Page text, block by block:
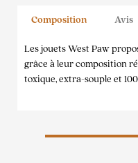
Composition Avis
Les jouets West Paw
grâce à leur composition
toxique, extra-souple et